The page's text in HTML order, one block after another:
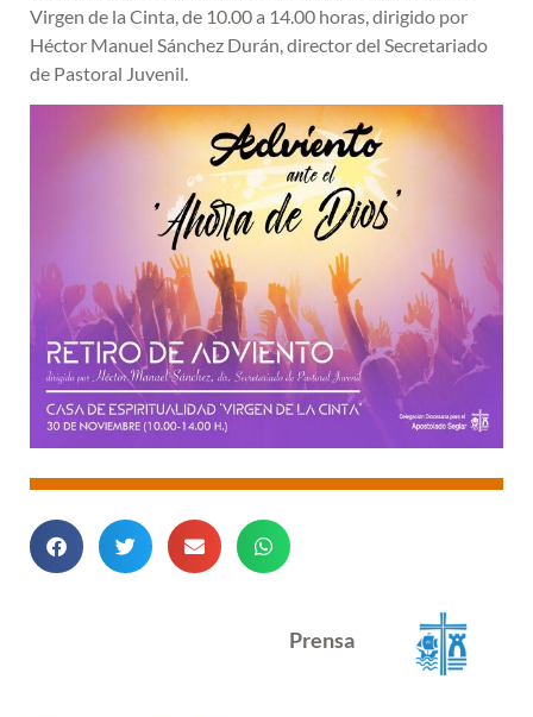
Virgen de la Cinta, de 10.00 a 14.00 horas, dirigido por
Héctor Manuel Sánchez Durán, director del Secretariado
de Pastoral Juvenil.
Prensa